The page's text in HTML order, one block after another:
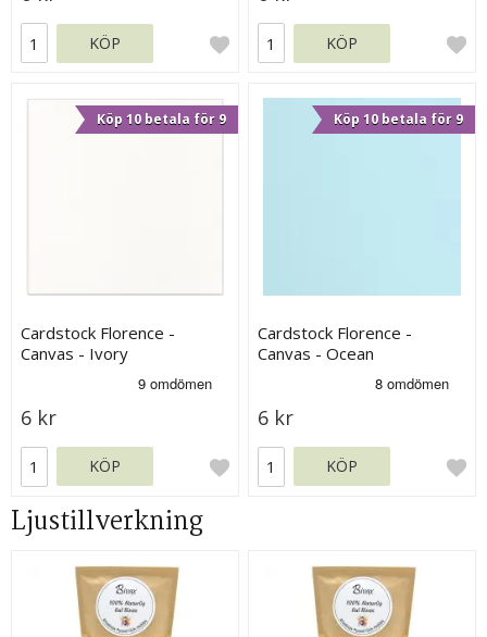
KÖP KÖP
Köp 10 betala för 9
Cardstock Florence -
Canvas - Ivory
6 kr
KÖP
Köp 10 betala för 9
Cardstock Florence -
Canvas - Ocean
6 kr
KÖP
Ljustillverkning